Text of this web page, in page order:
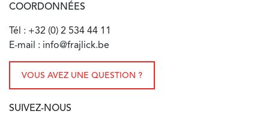
COORDONNÉES
Tél : +32 (0) 2 534 44 11
E-mail : info@frajlick.be
VOUS AVEZ UNE QUESTION ?
SUIVEZ-NOUS